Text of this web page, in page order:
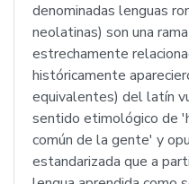
denominadas lenguas
neolatinas) son una
estrechamente
históricamente
equivalentes) del latín
sentido etimológico de
común de la gente' y
estandarizada que a